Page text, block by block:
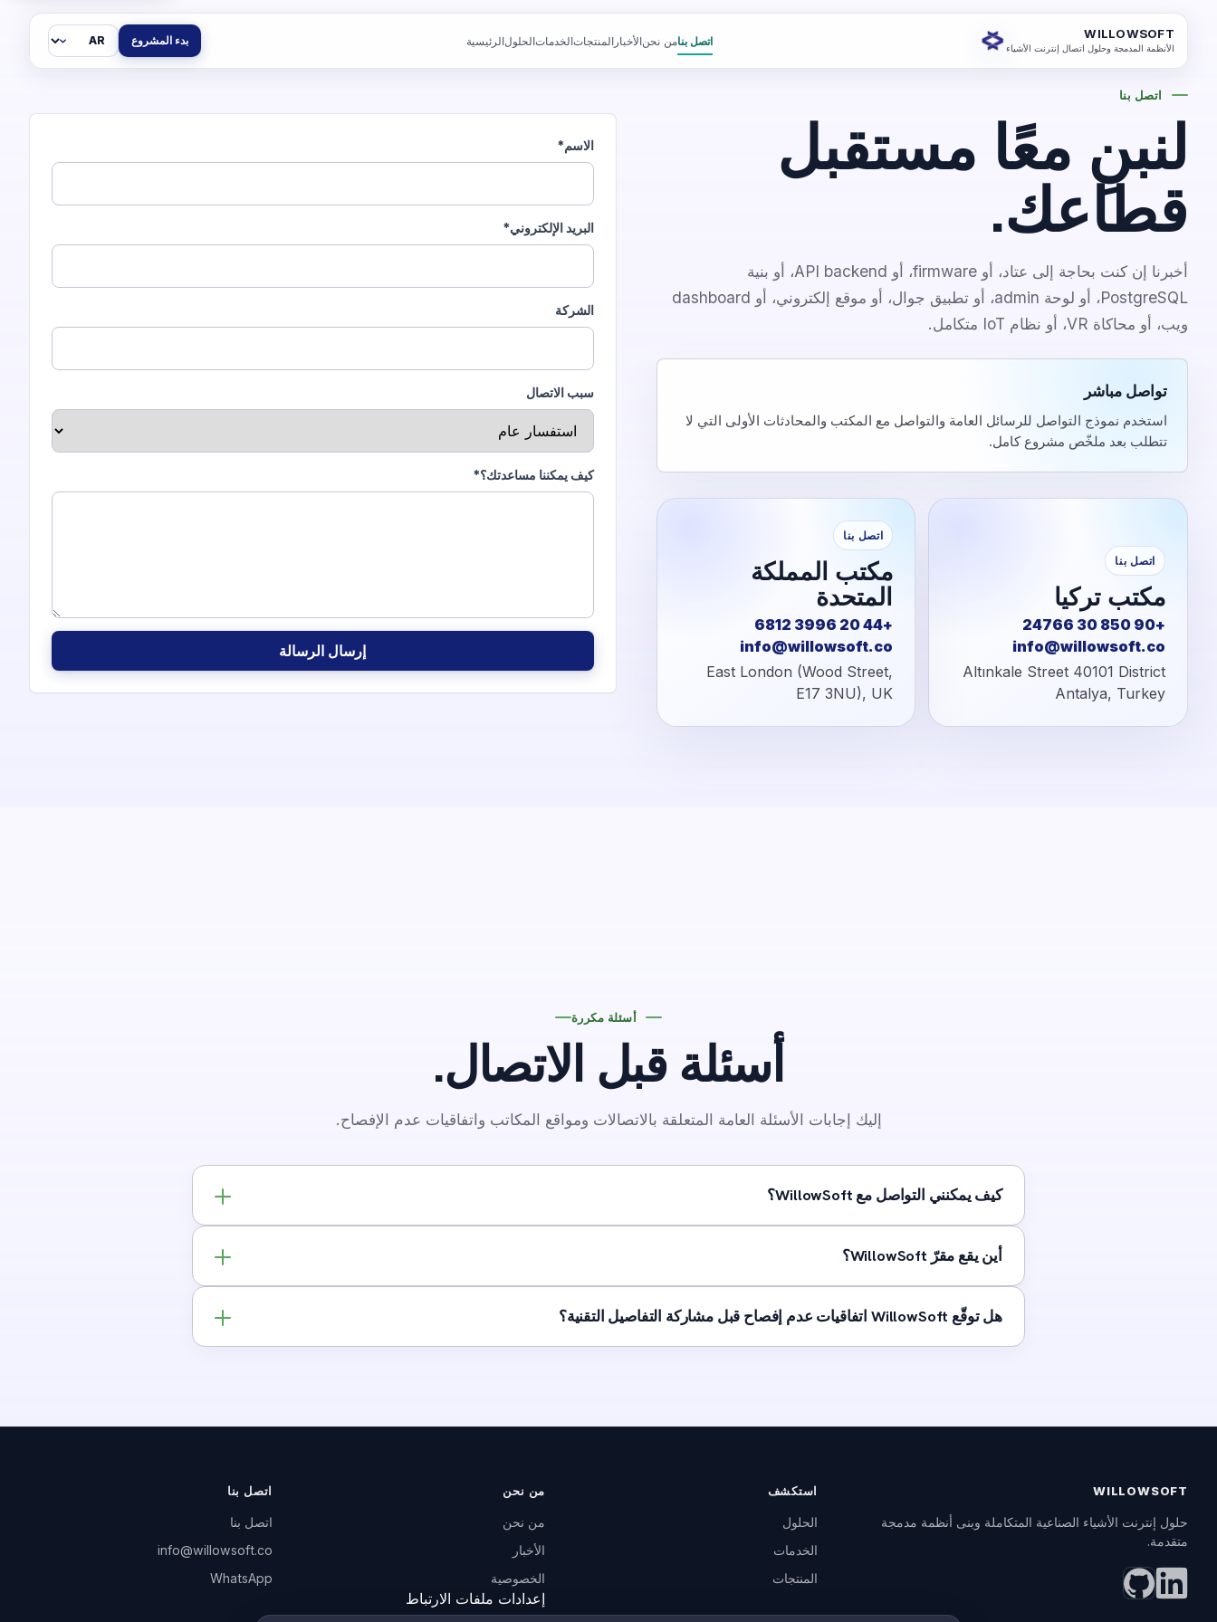
WILLOWSOFT
الأنظمة المدمجة وحلول اتصال إنترنت الأشياء
الرئيسيةالحلولالخدماتالمنتجاتالأخبارمن نحناتصل بنا اللغة بدء المشروع
اتصل بنا
لنبنِ معًا مستقبل
قطاعك.
أخبرنا إن كنت بحاجة إلى عتاد، أو firmware، أو API backend، أو بنية
PostgreSQL، أو لوحة admin، أو تطبيق جوال، أو موقع إلكتروني، أو dashboard
ويب، أو محاكاة VR، أو نظام IoT متكامل.
تواصل مباشر
استخدم نموذج التواصل للرسائل العامة والتواصل مع المكتب والمحادثات الأولى التي لا
تتطلب بعد ملخّص مشروع كامل.
اتصل بنا
مكتب تركيا
+90 850 30 24766
info@willowsoft.co
Altınkale Street 40101 District
Antalya, Turkey
اتصل بنا
مكتب المملكة
المتحدة
+44 20 3996 6812
info@willowsoft.co
East London (Wood Street,
E17 3NU), UK
الاسم*
البريد الإلكتروني*
الشركة
سبب الاتصال
كيف يمكننا مساعدتك؟*
إرسال الرسالة
أسئلة مكررة
أسئلة قبل الاتصال.
إليك إجابات الأسئلة العامة المتعلقة بالاتصالات ومواقع المكاتب واتفاقيات عدم الإفصاح.
كيف يمكنني التواصل مع WillowSoft؟
أين يقع مقرّ WillowSoft؟
هل توقّع WillowSoft اتفاقيات عدم إفصاح قبل مشاركة التفاصيل التقنية؟
WILLOWSOFT
حلول إنترنت الأشياء الصناعية المتكاملة وبنى أنظمة مدمجة
متقدمة.
استكشف
الحلول
الخدمات
المنتجات
من نحن
من نحن
الأخبار
الخصوصية
إعدادات ملفات الارتباط
اتصل بنا
اتصل بنا
info@willowsoft.co
WhatsApp